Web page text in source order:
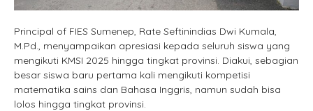
Principal of FIES Sumenep, Rate Seftinindias Dwi Kumala,
M.Pd., menyampaikan apresiasi kepada seluruh siswa yang
mengikuti KMSI 2025 hingga tingkat provinsi. Diakui, sebagian
besar siswa baru pertama kali mengikuti kompetisi
matematika sains dan Bahasa Inggris, namun sudah bisa
lolos hingga tingkat provinsi.